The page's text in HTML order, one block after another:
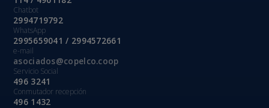
Chatbot
2994719792
WhatsApp
2995659041 / 2994572661
e-mail
asociados@copelco.coop
Servicio Social
496 3241
Conmutador recepción
496 1432